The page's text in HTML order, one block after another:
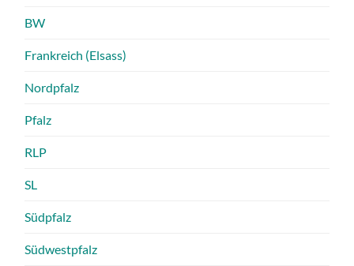
BW
Frankreich (Elsass)
Nordpfalz
Pfalz
RLP
SL
Südpfalz
Südwestpfalz